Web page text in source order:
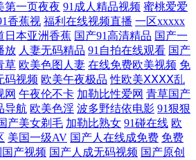
成人av伊人 超碰人家爱 白虎91 AV无码高清大
91大神成人电影 jk白丝被射 97超碰在线网站 91
在线天堂资源亚洲 中文AⅤ在线 在线AV视频网
选 无码流出苍井空 三级性爱网 日韩精品影视
美成人超碰不卡 欧美国产视频 美女福利导航
第一页夜夜 91成人精品视频 蜜桃爱爱
香蕉视 福利在线视频直播 一区xxxxx
日本亚洲香蕉 国产91高清精品 国产一
放 人妻无码精品 91自拍在线观看 国产
草 欧美色图人妻 在线免费欧美视频 免
码视频 欧美午夜极品 性欧美ⅩⅩⅩⅩ乱
网 午夜伦不卡 加勒比性爱网 青草国产
导航 欧美色淫 波多野结依电影 91狠狠
产美女剃毛 加勒比熟女 91碰在线 欧
美国一级AV 国产人在线成免费 免费
产视频 国产人成无码视频 国产原创